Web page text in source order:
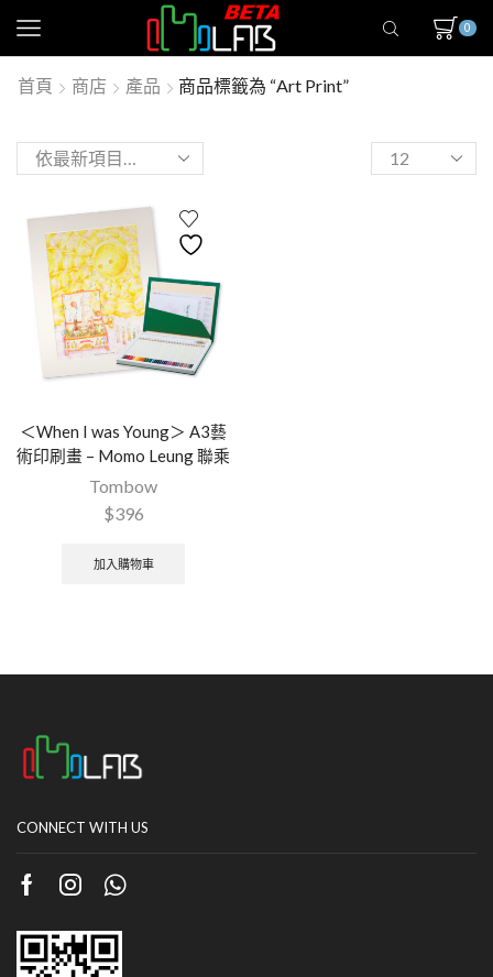
0
首頁 商店 產品 商品標籤為 “Art Print”
＜When I was Young＞ A3藝
術印刷畫 – Momo Leung 聯乘
Tombow
$396
加入購物車
CONNECT WITH US